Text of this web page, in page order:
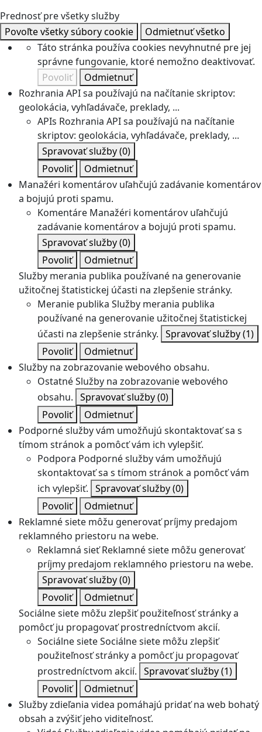
Prednosť pre všetky služby
Povoľte všetky súbory cookie
Odmietnuť všetko
Táto stránka používa cookies nevyhnutné pre jej
správne fungovanie, ktoré nemožno deaktivovať.
Povoliť
Odmietnuť
Rozhrania API sa používajú na načítanie skriptov:
geolokácia, vyhľadávače, preklady, ...
APIs Rozhrania API sa používajú na načítanie
skriptov: geolokácia, vyhľadávače, preklady, ...
Spravovať služby(0)
Povoliť
Odmietnuť
Manažéri komentárov uľahčujú zadávanie komentárov
a bojujú proti spamu.
Komentáre Manažéri komentárov uľahčujú
zadávanie komentárov a bojujú proti spamu.
Spravovať služby(0)
Povoliť
Odmietnuť
Služby merania publika používané na generovanie
užitočnej štatistickej účasti na zlepšenie stránky.
Meranie publika Služby merania publika
používané na generovanie užitočnej štatistickej
účasti na zlepšenie stránky. Spravovať služby(1)
Povoliť
Odmietnuť
Služby na zobrazovanie webového obsahu.
OstatnéSlužby na zobrazovanie webového
obsahu. Spravovať služby(0)
Povoliť
Odmietnuť
Podporné služby vám umožňujú skontaktovať sa s
tímom stránok a pomôcť vám ich vylepšiť.
Podpora Podporné služby vám umožňujú
skontaktovať sa s tímom stránok a pomôcť vám
ich vylepšiť. Spravovať služby(0)
Povoliť
Odmietnuť
Reklamné siete môžu generovať príjmy predajom
reklamného priestoru na webe.
Reklamná sieť Reklamné siete môžu generovať
príjmy predajom reklamného priestoru na webe.
Spravovať služby(0)
Povoliť
Odmietnuť
Sociálne siete môžu zlepšiť použiteľnosť stránky a
pomôcť ju propagovať prostredníctvom akcií.
Sociálne sieteSociálne siete môžu zlepšiť
použiteľnosť stránky a pomôcť ju propagovať
prostredníctvom akcií. Spravovať služby(1)
Povoliť
Odmietnuť
Služby zdieľania videa pomáhajú pridať na web bohatý
obsah a zvýšiť jeho viditeľnosť.